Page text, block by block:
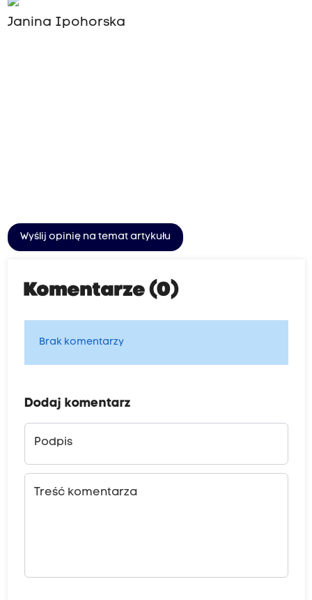
Janina Ipohorska
Wyślij opinię na temat artykułu
Komentarze (0)
Brak komentarzy
Dodaj komentarz
Podpis
Treść komentarza